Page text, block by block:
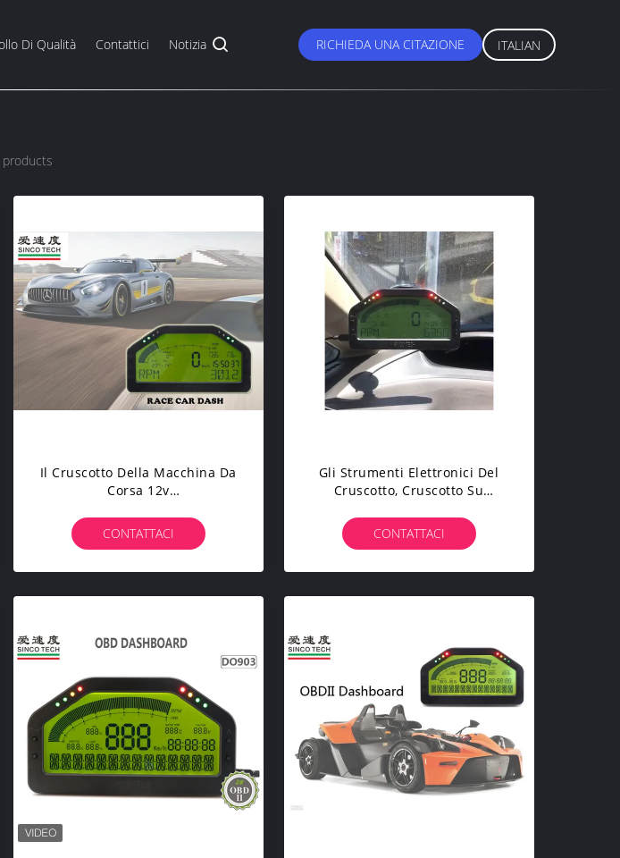
Di Qualità Contattici Notizia RICHIEDA UNA CITAZIONE ITALIAN
Il Cruscotto Della Macchina Da
Corsa 12v
Per Le Automobili Universali
CONTATTACI
Gli Strumenti Elettronici Del
Cruscotto, Cruscotto Su
Trasmissione Di Bluetooth
CONTATTACI